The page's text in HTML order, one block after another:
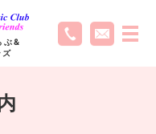
ぶ&
ズ